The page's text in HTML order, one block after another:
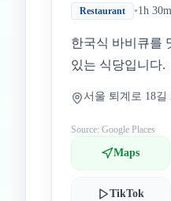
Restaurant •1h 30m
한국식 바비큐를
있는 식당입니다.
서울 퇴계로 18길
Source: Google Places
Maps
TikTok